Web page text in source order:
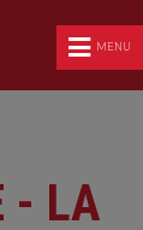
MENU
- LA